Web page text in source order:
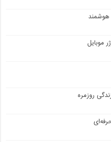
هوشمند
موبایل
روزمره